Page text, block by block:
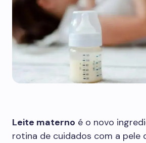
Leite materno é o novo
rotina de cuidados com a pele